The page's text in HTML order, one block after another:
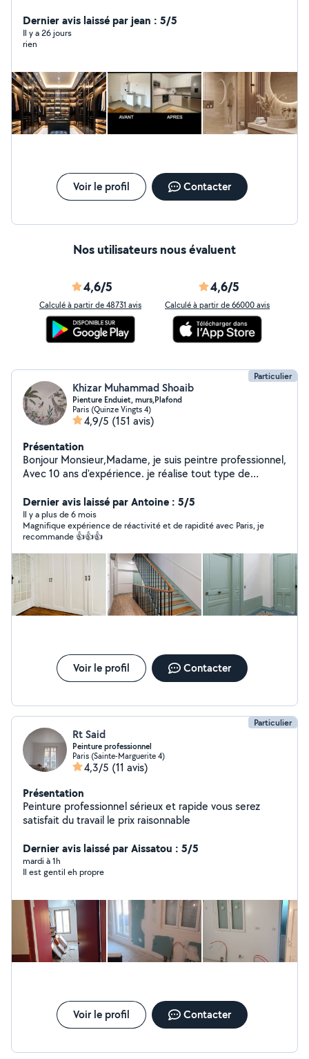
menuiserie - Électricité etc.
Dernier avis laissé par jean : 5/5
Il y a 26 jours
rien
Voir le profil Contacter
Nos utilisateurs nous évaluent
4,6/5
Calculé à partir de 48731 avis
4,6/5
Calculé à partir de 66000 avis
Particulier
Khizar Muhammad Shoaib
Pienture Enduiet, murs,Plafond
Paris (Quinze Vingts 4)
4,9/5 (151 avis)
Présentation
Bonjour Monsieur,Madame, je suis peintre professionnel,
Avec 10 ans d'expérience. je réalise tout type de
de papier peint, pose tvile de verre, pose de plinthes,
pose de parquet et finitions soignées. je suis sériéux et
ponctuel, Travail professionnel, réponse rapide, respect
des clients, prix raissonnable.
Dernier avis laissé par Antoine : 5/5
Il y a plus de 6 mois
Magnifique expérience de réactivité et de rapidité avec Paris, je
recommande 👍👍👍
Voir le profil Contacter
Particulier
Rt Said
Peinture professionnel
Paris (Sainte-Marguerite 4)
4,3/5 (11 avis)
Présentation
Peinture professionnel sérieux et rapide vous serez
satisfait du travail le prix raisonnable
Dernier avis laissé par Aissatou : 5/5
mardi à 1h
Il est gentil eh propre
Voir le profil Contacter